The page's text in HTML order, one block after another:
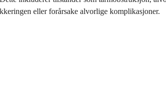
eller forårsake alvorlige komplikasjoner.